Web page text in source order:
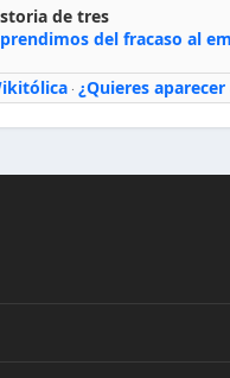
de tres
del fracaso al
· ¿Quieres aparecer